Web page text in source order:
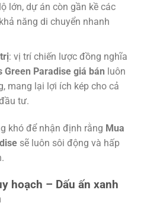
lớn, dự án còn gần kề các
năng di chuyển nhanh
: vị trí chiến lược đồng nghĩa
Green Paradise giá bán luôn
mang lại lợi ích kép cho cả
tư.
khó để nhận định rằng Mua
sẽ luôn sôi động và hấp
hoạch – Dấu ấn xanh